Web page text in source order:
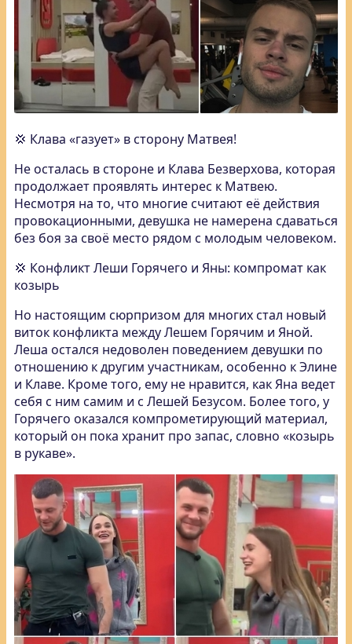
💢 Клава «газует» в сторону Матвея!
Не осталась в стороне и Клава Безверхова, которая
продолжает проявлять интерес к Матвею.
Несмотря на то, что многие считают её действия
провокационными, девушка не намерена сдаваться
без боя за своё место рядом с молодым человеком.
💢 Конфликт Леши Горячего и Яны: компромат как
козырь
Но настоящим сюрпризом для многих стал новый
виток конфликта между Лешем Горячим и Яной.
Леша остался недоволен поведением девушки по
отношению к другим участникам, особенно к Элине
и Клаве. Кроме того, ему не нравится, как Яна ведет
себя с ним самим и с Лешей Безусом. Более того, у
Горячего оказался компрометирующий материал,
который он пока хранит про запас, словно «козырь
в рукаве».